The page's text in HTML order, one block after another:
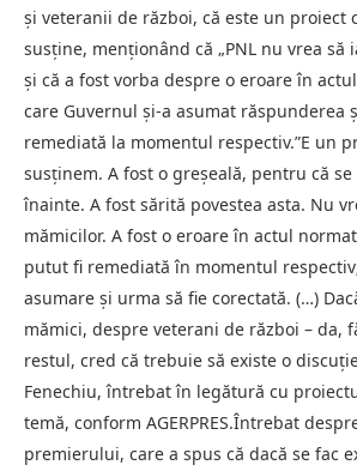
şi veteranii de război, că este un proiect
susţine, menţionând că „PNL nu vrea să
şi că a fost vorba despre o eroare în
care Guvernul şi-a asumat răspunderea
remediată la momentul respectiv.”E un
susţinem. A fost o greşeală, pentru că
înainte. A fost sărită povestea asta. Nu
mămicilor. A fost o eroare în actul
putut fi remediată în momentul
asumare şi urma să fie corectată. (…)
mămici, despre veterani de război – da,
restul, cred că trebuie să existe o
Fenechiu, întrebat în legătură cu
temă, conform AGERPRES.Întrebat
premierului, care a spus că dacă se fac